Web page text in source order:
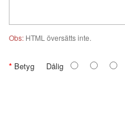
Obs: HTML översätts inte.
Betyg Dålig